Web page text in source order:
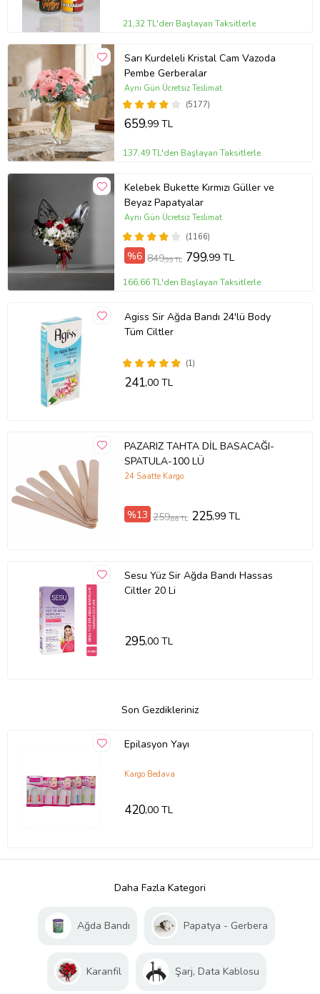
21,32 TL'den Başlayan Taksitlerle
Sarı Kurdeleli Kristal Cam Vazoda
Pembe Gerberalar
(5177)
Aynı Gün Ücretsiz Teslimat
659,99 TL
137,49 TL'den Başlayan Taksitlerle
Kelebek Bukette Kırmızı Güller ve
Beyaz Papatyalar
(1166)
Aynı Gün Ücretsiz Teslimat
%6 849,99 TL 799,99 TL
166,66 TL'den Başlayan Taksitlerle
Agiss Sir Ağda Bandı 24'lü Body
Tüm Ciltler
(1)
241,00 TL
PAZARIZ TAHTA DİL BASACAĞI-
SPATULA-100 LÜ
24 Saatte Kargo
%13 259,88 TL 225,99 TL
Sesu Yüz Sir Ağda Bandı Hassas
Ciltler 20 Li
295,00 TL
Son Gezdikleriniz
Epilasyon Yayı
Kargo Bedava
420,00 TL
Daha Fazla Kategori
Ağda Bandı Papatya - Gerbera
Karanfil Şarj, Data Kablosu